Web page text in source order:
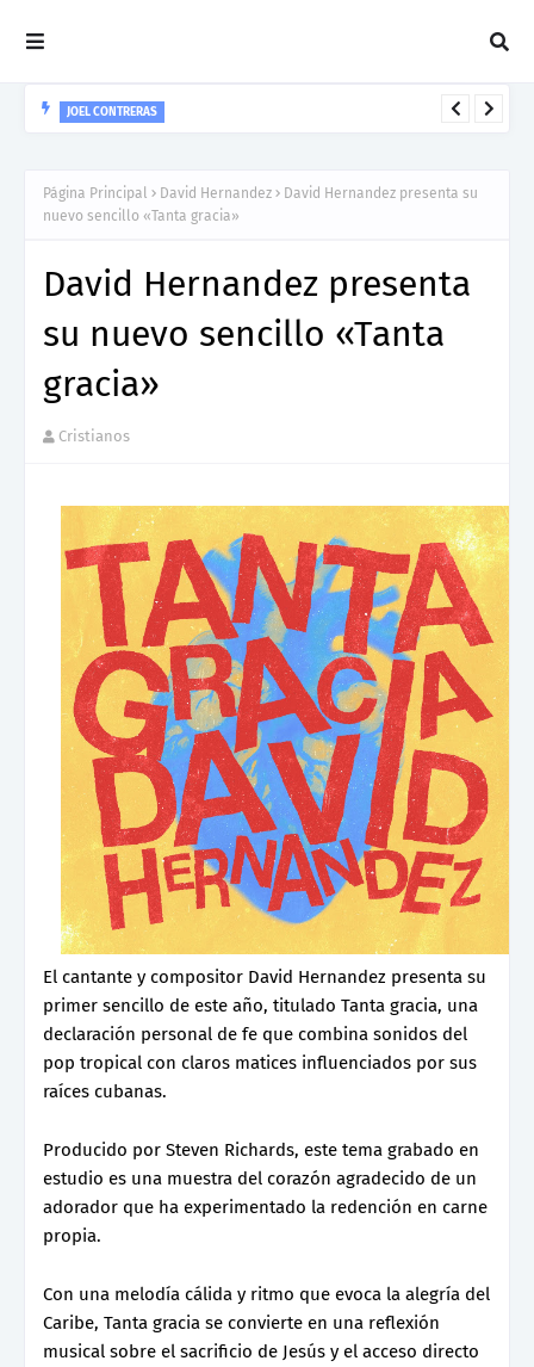
JOEL CONTRERAS
Página Principal David Hernandez
David Hernandez presenta su
nuevo sencillo «Tanta gracia»
David Hernandez presenta
su nuevo sencillo «Tanta
gracia»
Cristianos
El cantante y compositor David Hernandez presenta su
primer sencillo de este año, titulado Tanta gracia, una
declaración personal de fe que combina sonidos del
pop tropical con claros matices influenciados por sus
raíces cubanas.
Producido por Steven Richards, este tema grabado en
estudio es una muestra del corazón agradecido de un
adorador que ha experimentado la redención en carne
propia.
Con una melodía cálida y ritmo que evoca la alegría del
Caribe, Tanta gracia se convierte en una reflexión
musical sobre el sacrificio de Jesús y el acceso directo